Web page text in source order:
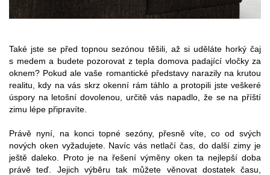
Také jste se před topnou sezónou těšili, až si uděláte horký čaj
s medem a budete pozorovat z tepla domova padající vločky za
oknem? Pokud ale vaše romantické představy narazily na krutou
realitu, kdy na vás skrz okenní rám táhlo a protopili jste veškeré
úspory na letošní dovolenou, určitě vás napadlo, že se na příští
zimu lépe připravíte.
Právě nyní, na konci topné sezóny, přesně víte, co od svých
nových oken vyžadujete. Navíc vás netlačí čas, do další zimy je
ještě daleko. Proto je na řešení výměny oken ta nejlepší doba
právě teď. Jejich výběru tak můžete věnovat dostatek času,